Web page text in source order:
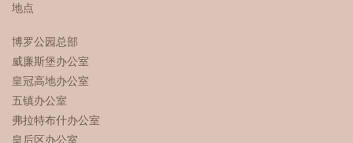
地点
博罗公园总部 ‍
威廉斯堡办公室
皇冠高地办公室
五镇办公室
弗拉特布什办公室
皇后区办公室